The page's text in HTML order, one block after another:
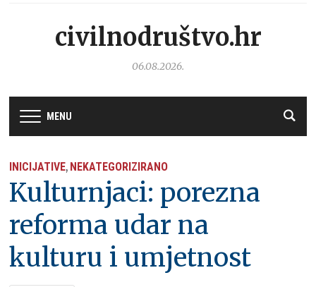
civilnodruštvo.hr
06.08.2026.
MENU
INICIJATIVE, NEKATEGORIZIRANO
Kulturnjaci: porezna
reforma udar na
kulturu i umjetnost